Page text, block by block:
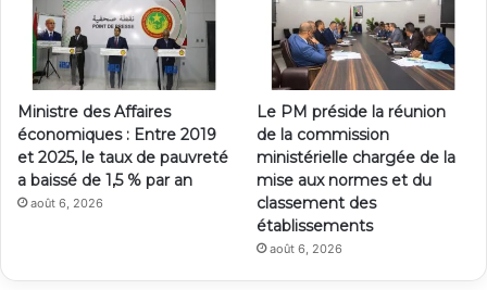
Ministre des Affaires
économiques : Entre 2019
et 2025, le taux de pauvreté
a baissé de 1,5 % par an
août 6, 2026
Le PM préside la réunion
de la commission
ministérielle chargée de la
mise aux normes et du
classement des
établissements
août 6, 2026